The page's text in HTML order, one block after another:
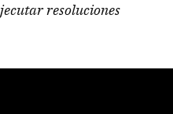
resoluciones